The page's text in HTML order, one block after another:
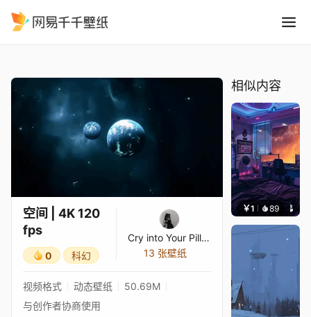
空间 | 4K 120
fps
0 科幻
Cry into Your Pillow
13 张壁纸
视频格式 动态壁纸
50.69M
与创作者协商使用
相似内容
￥1 89 叮叮